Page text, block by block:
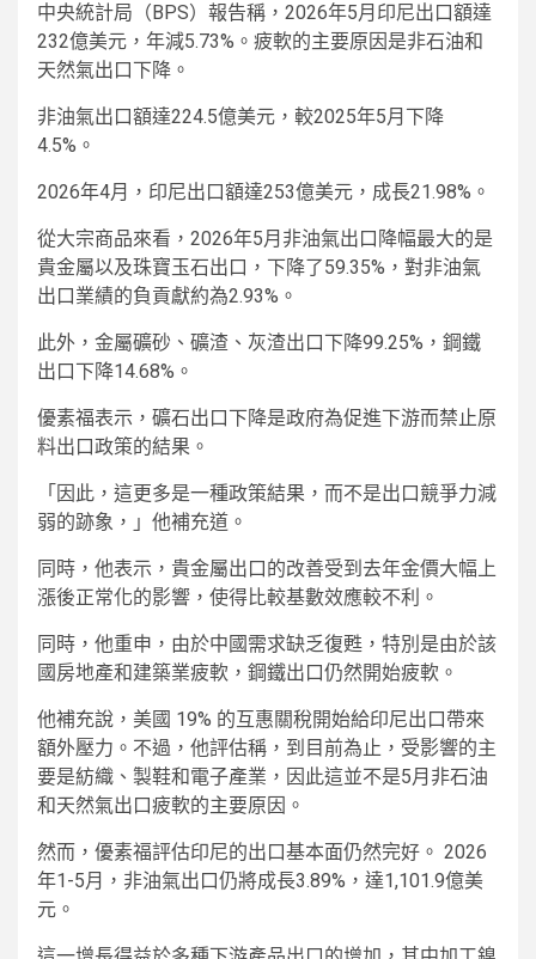
中央統計局（BPS）報告稱，2026年5月印尼出口額達
232億美元，年減5.73%。疲軟的主要原因是非石油和
天然氣出口下降。
非油氣出口額達224.5億美元，較2025年5月下降
4.5%。
2026年4月，印尼出口額達253億美元，成長21.98%。
從大宗商品來看，2026年5月非油氣出口降幅最大的是
貴金屬以及珠寶玉石出口，下降了59.35%，對非油氣
出口業績的負貢獻約為2.93%。
此外，金屬礦砂、礦渣、灰渣出口下降99.25%，鋼鐵
出口下降14.68%。
優素福表示，礦石出口下降是政府為促進下游而禁止原
料出口政策的結果。
「因此，這更多是一種政策結果，而不是出口競爭力減
弱的跡象，」他補充道。
同時，他表示，貴金屬出口的改善受到去年金價大幅上
漲後正常化的影響，使得比較基數效應較不利。
同時，他重申，由於中國需求缺乏復甦，特別是由於該
國房地產和建築業疲軟，鋼鐵出口仍然開始疲軟。
他補充說，美國 19% 的互惠關稅開始給印尼出口帶來
額外壓力。不過，他評估稱，到目前為止，受影響的主
要是紡織、製鞋和電子產業，因此這並不是5月非石油
和天然氣出口疲軟的主要原因。
然而，優素福評估印尼的出口基本面仍然完好。 2026
年1-5月，非油氣出口仍將成長3.89%，達1,101.9億美
元。